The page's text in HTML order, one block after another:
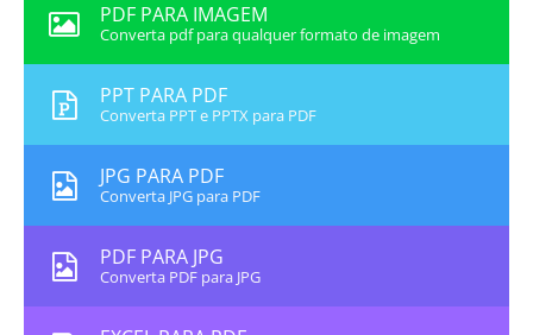
PDF PARA IMAGEM
Converta pdf para qualquer formato de imagem
PPT PARA PDF
Converta PPT e PPTX para PDF
JPG PARA PDF
Converta JPG para PDF
PDF PARA JPG
Converta PDF para JPG